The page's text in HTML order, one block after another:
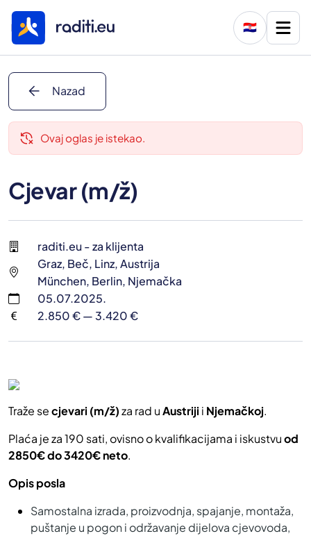
🇭🇷
arrow_back Nazad
delete_history Ovaj oglas je istekao.
Cjevar (m/ž)
raditi.eu - za klijenta
Graz, Beč, Linz, Austrija
München, Berlin, Njemačka
05.07.2025.
2.850 € — 3.420 €
Traže secjevari (m/ž)za rad uAustriji i Njemačkoj.
Plaća je za 190 sati, ovisno o kvalifikacijama i iskustvuod
2850€ do 3420€ neto.
Opis posla
Samostalna izrada, proizvodnja, spajanje, montaža,
puštanje u pogon i održavanje dijelova cjevovoda,